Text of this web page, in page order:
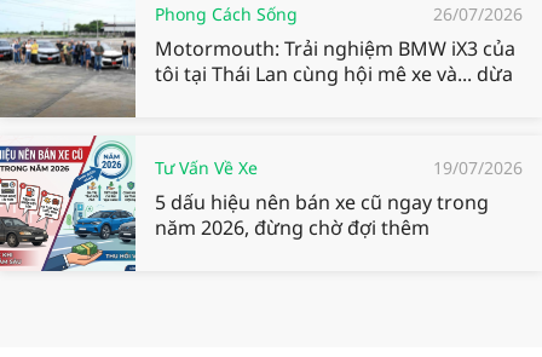
Phong Cách Sống 26/07/2026
Motormouth: Trải nghiệm BMW iX3 của
tôi tại Thái Lan cùng hội mê xe và... dừa
Tư Vấn Về Xe 19/07/2026
5 dấu hiệu nên bán xe cũ ngay trong
năm 2026, đừng chờ đợi thêm